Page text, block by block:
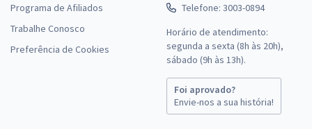
Programa de Afiliados
Trabalhe Conosco
Preferência de Cookies
Telefone: 3003-0894
Horário de atendimento:
segunda a sexta (8h às 20h),
sábado (9h às 13h).
Foi aprovado?
Envie-nos a sua história!